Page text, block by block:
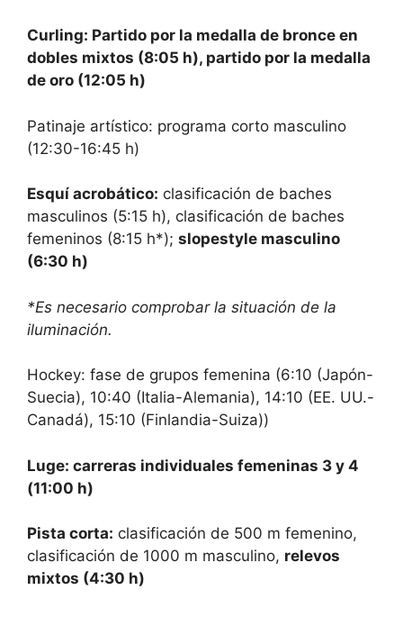
Curling: Partido por la medalla de bronce en
dobles mixtos (8:05 h), partido por la medalla
de oro (12:05 h)
Patinaje artístico: programa corto masculino
(12:30-16:45 h)
Esquí acrobático: clasificación de baches
masculinos (5:15 h), clasificación de baches
femeninos (8:15 h*); slopestyle masculino
(6:30 h)
*Es necesario comprobar la situación de la
iluminación.
Hockey: fase de grupos femenina (6:10 (Japón-
Suecia), 10:40 (Italia-Alemania), 14:10 (EE. UU.-
Canadá), 15:10 (Finlandia-Suiza))
Luge: carreras individuales femeninas 3 y 4
(11:00 h)
Pista corta: clasificación de 500 m femenino,
clasificación de 1000 m masculino, relevos
mixtos (4:30 h)